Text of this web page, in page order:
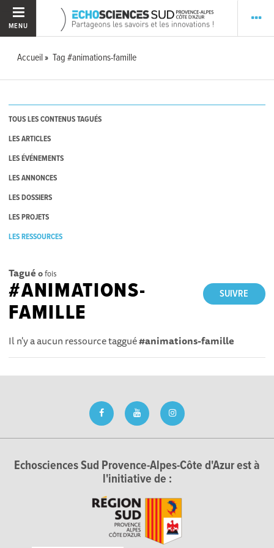
MENU
Accueil Tag #animations-famille
TOUS LES CONTENUS TAGUÉS
LES ARTICLES
LES ÉVÉNEMENTS
LES ANNONCES
LES DOSSIERS
LES PROJETS
LES RESSOURCES
Tagué 0fois
SUIVRE
#ANIMATIONS-
FAMILLE
Il n'y a aucun ressource taggué#animations-famille
Echosciences Sud Provence-Alpes-Côte d'Azur est à
l'initiative de :